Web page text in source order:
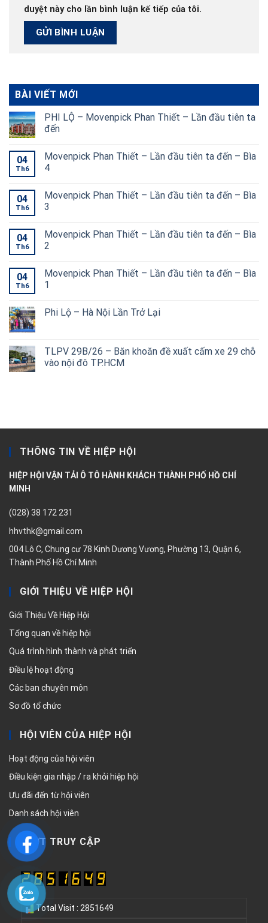
duyệt này cho lần bình luận kế tiếp của tôi.
BÀI VIẾT MỚI
PHI LỘ – Movenpick Phan Thiết – Lần đầu tiên ta
đến
04
Th6
Movenpick Phan Thiết – Lần đầu tiên ta đến – Bìa
4
04
Th6
Movenpick Phan Thiết – Lần đầu tiên ta đến – Bìa
3
04
Th6
Movenpick Phan Thiết – Lần đầu tiên ta đến – Bìa
2
04
Th6
Movenpick Phan Thiết – Lần đầu tiên ta đến – Bìa
1
Phi Lộ – Hà Nội Lần Trở Lại
TLPV 29B/26 – Băn khoăn đề xuất cấm xe 29 chỗ
vào nội đô TP.HCM
THÔNG TIN VỀ HIỆP HỘI
HIỆP HỘI VẬN TẢI Ô TÔ HÀNH KHÁCH THÀNH PHỐ HỒ CHÍ
MINH
(028) 38 172 231
hhvthk@gmail.com
004 Lô C, Chung cư 78 Kinh Dương Vương, Phường 13, Quận 6,
Thành Phố Hồ Chí Minh
GIỚI THIỆU VỀ HIỆP HỘI
Giới Thiệu Về Hiệp Hội
Tổng quan về hiệp hội
Quá trình hình thành và phát triển
Điều lệ hoạt động
Các ban chuyên môn
Sơ đồ tổ chức
HỘI VIÊN CỦA HIỆP HỘI
Hoạt động của hội viên
Điều kiện gia nhập / ra khỏi hiệp hội
Ưu đãi đến từ hội viên
Danh sách hội viên
LƯỢT TRUY CẬP
Total Visit : 2851649